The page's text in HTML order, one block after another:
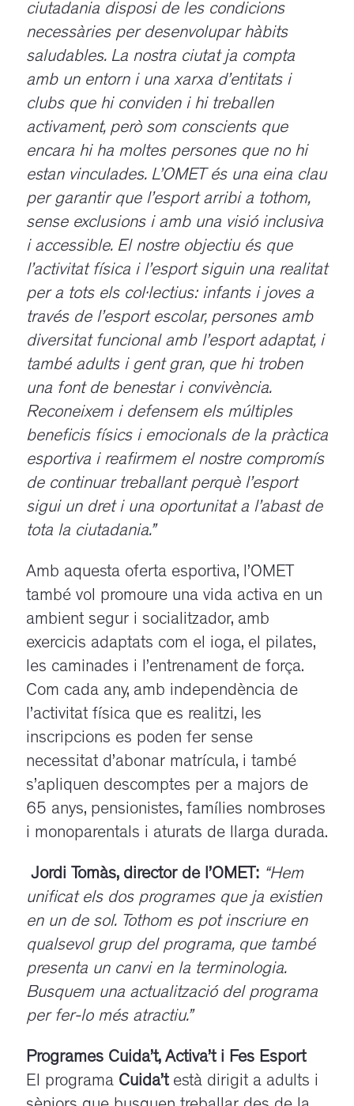
ciutadania disposi de les condicions
necessàries per desenvolupar hàbits
saludables. La nostra ciutat ja compta
amb un entorn i una xarxa d’entitats i
clubs que hi conviden i hi treballen
activament, però som conscients que
encara hi ha moltes persones que no hi
estan vinculades. L’OMET és una eina clau
per garantir que l’esport arribi a tothom,
sense exclusions i amb una visió inclusiva
i accessible. El nostre objectiu és que
l’activitat física i l’esport siguin una realitat
per a tots els col·lectius: infants i joves a
través de l’esport escolar, persones amb
diversitat funcional amb l’esport adaptat, i
també adults i gent gran, que hi troben
una font de benestar i convivència.
Reconeixem i defensem els múltiples
beneficis físics i emocionals de la pràctica
esportiva i reafirmem el nostre compromís
de continuar treballant perquè l’esport
sigui un dret i una oportunitat a l’abast de
tota la ciutadania.”
Amb aquesta oferta esportiva, l’OMET
també vol promoure una vida activa en un
ambient segur i socialitzador, amb
exercicis adaptats com el ioga, el pilates,
les caminades i l’entrenament de força.
Com cada any, amb independència de
l’activitat física que es realitzi, les
inscripcions es poden fer sense
necessitat d’abonar matrícula, i també
s’apliquen descomptes per a majors de
65 anys, pensionistes, famílies nombroses
i monoparentals i aturats de llarga durada.
Jordi Tomàs, director de l’OMET: “Hem
unificat els dos programes que ja existien
en un de sol. Tothom es pot inscriure en
qualsevol grup del programa, que també
presenta un canvi en la terminologia.
Busquem una actualització del programa
per fer-lo més atractiu.”
Programes Cuida’t, Activa’t i Fes Esport
El programa Cuida’testà dirigit a adults i